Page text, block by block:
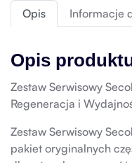
Opis Informacje
Opis
Zestaw Serwisowy
Regeneracja i
Zestaw Serwisowy
pakiet oryginalnych